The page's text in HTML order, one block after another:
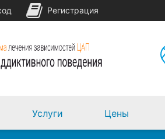
Услуги Цены
Регистрация